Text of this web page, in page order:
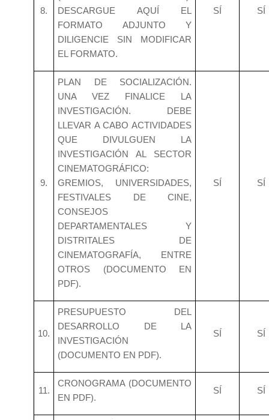
8.
DESCARGUE AQUÍ EL
FORMATO ADJUNTO Y
DILIGENCIE SIN MODIFICAR
EL FORMATO.
SÍ SÍ
9.
PLAN DE SOCIALIZACIÓN.
UNA VEZ FINALICE LA
INVESTIGACIÓN. DEBE
LLEVAR A CABO ACTIVIDADES
QUE DIVULGUEN LA
INVESTIGACIÓN AL SECTOR
CINEMATOGRÁFICO:
GREMIOS, UNIVERSIDADES,
FESTIVALES DE CINE,
CONSEJOS
DEPARTAMENTALES Y
DISTRITALES DE
CINEMATOGRAFÍA, ENTRE
OTROS (DOCUMENTO EN
PDF).
SÍ SÍ
10.
PRESUPUESTO DEL
DESARROLLO DE LA
INVESTIGACIÓN
(DOCUMENTO EN PDF).
SÍ SÍ
11.
CRONOGRAMA (DOCUMENTO
EN PDF).
SÍ SÍ